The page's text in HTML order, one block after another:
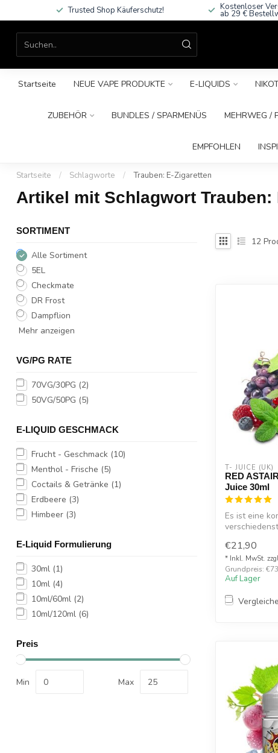
Trusted Shop Käuferschutz! Kostenloser
ab 29 €
Startseite NEUE VAPE PRODUKTE E-LIQUIDS
ZUBEHÖR BUNDLES / SPARMENÜS MEHRWEG /
EMPFOHLEN
Startseite / Schlagworte / Trauben: E-Zigaretten
Artikel mit Schlagwort Trauben:
SORTIMENT
Alle Sortiment
5EL
Checkmate
DR Frost
Dampflion
Mehr anzeigen
VG/PG RATE
70VG/30PG (2)
50VG/50PG (5)
E-LIQUID GESCHMACK
Frucht - Geschmack (10)
Menthol - Frische (5)
Coctails & Getränke (1)
Erdbeere (3)
Himbeer (3)
E-Liquid Formulierung
30ml (1)
10ml (4)
10ml/60ml (2)
10ml/120ml (6)
Preis
Min Max
12
T- JUICE (UK)
RED
Juice 30ml
Es ist eine
€21,90
* Inkl. MwSt.
Grundpreis:
Auf Lager